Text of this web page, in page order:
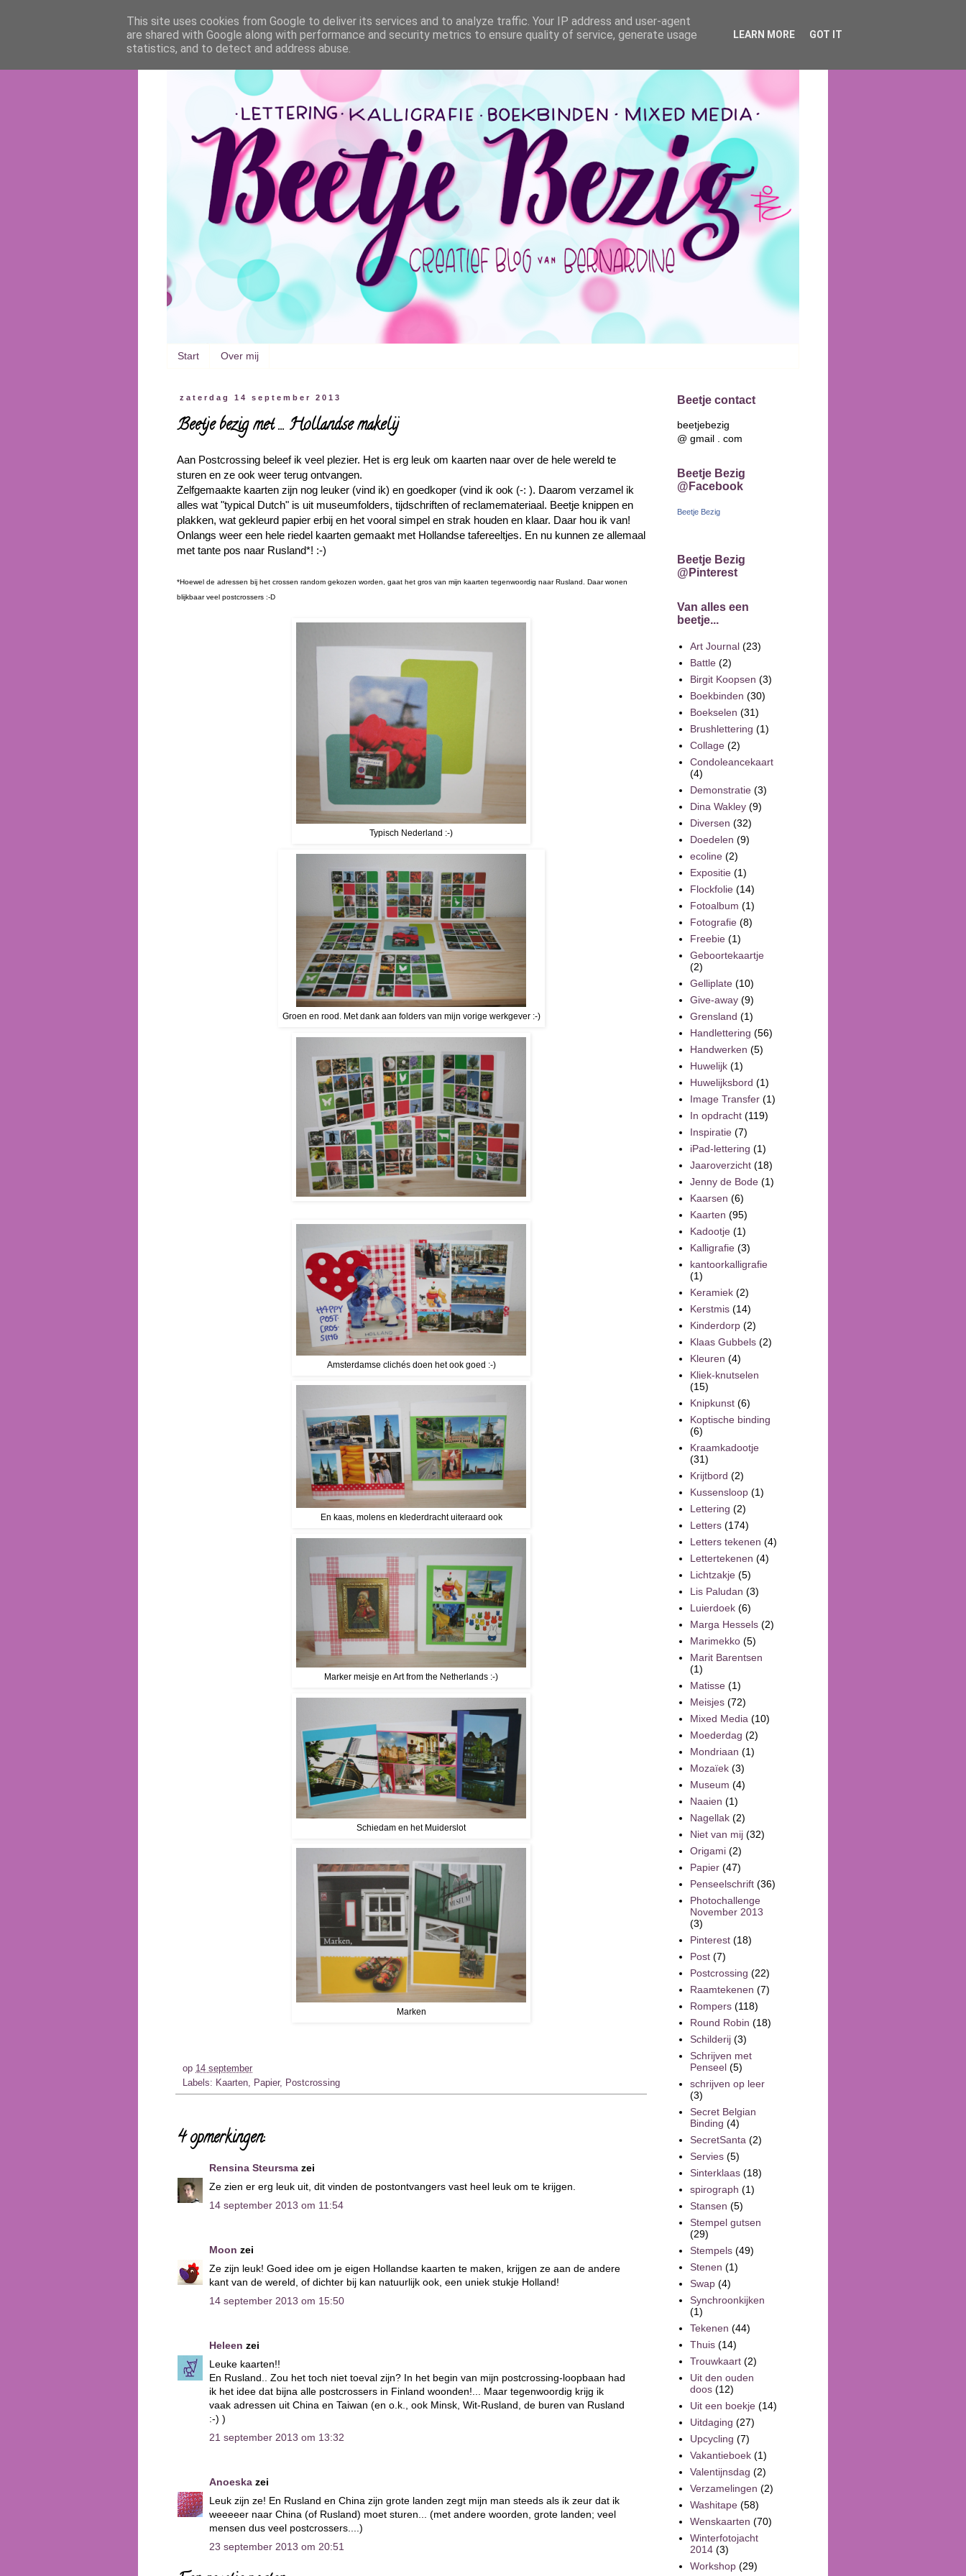
Start Over mij
zaterdag 14 september 2013
Beetje bezig met ... Hollandse makelij
Aan Postcrossing beleef ik veel plezier. Het is erg leuk om kaarten naar over de hele wereld te
sturen en ze ook weer terug ontvangen.
Zelfgemaakte kaarten zijn nog leuker (vind ik) en goedkoper (vind ik ook (-: ). Daarom verzamel ik
alles wat "typical Dutch" is uit museumfolders, tijdschriften of reclamemateriaal. Beetje knippen en
plakken, wat gekleurd papier erbij en het vooral simpel en strak houden en klaar. Daar hou ik van!
Onlangs weer een hele riedel kaarten gemaakt met Hollandse tafereeltjes. En nu kunnen ze allemaal
met tante pos naar Rusland*! :-)
*Hoewel de adressen bij het crossen random gekozen worden, gaat het gros van mijn kaarten tegenwoordig naar Rusland. Daar wonen
blijkbaar veel postcrossers :-D
Typisch Nederland :-)
Groen en rood. Met dank aan folders van mijn vorige werkgever :-)
Amsterdamse clichés doen het ook goed :-)
En kaas, molens en klederdracht uiteraard ook
Marker meisje en Art from the Netherlands :-)
Schiedam en het Muiderslot
Marken
op 14 september
Labels: Kaarten, Papier, Postcrossing
4 opmerkingen:
Rensina Steursma zei
Ze zien er erg leuk uit, dit vinden de postontvangers vast heel leuk om te krijgen.
14 september 2013 om 11:54
Moon zei
Ze zijn leuk! Goed idee om je eigen Hollandse kaarten te maken, krijgen ze aan de andere
kant van de wereld, of dichter bij kan natuurlijk ook, een uniek stukje Holland!
14 september 2013 om 15:50
Heleen zei
Leuke kaarten!!
En Rusland.. Zou het toch niet toeval zijn? In het begin van mijn postcrossing-loopbaan had
ik het idee dat bijna alle postcrossers in Finland woonden!... Maar tegenwoordig krijg ik
vaak adressen uit China en Taiwan (en o.k., ook Minsk, Wit-Rusland, de buren van Rusland
:-) )
21 september 2013 om 13:32
Anoeska zei
Leuk zijn ze! En Rusland en China zijn grote landen zegt mijn man steeds als ik zeur dat ik
weeeeer naar China (of Rusland) moet sturen... (met andere woorden, grote landen; veel
mensen dus veel postcrossers....)
23 september 2013 om 20:51
Beetje contact
beetjebezig
@ gmail . com
Beetje Bezig
@Facebook
Beetje Bezig
Beetje Bezig
@Pinterest
Van alles een
beetje...
Art Journal (23)
Battle (2)
Birgit Koopsen (3)
Boekbinden (30)
Boekselen (31)
Brushlettering (1)
Collage (2)
Condoleancekaart
(4)
Demonstratie (3)
Dina Wakley (9)
Diversen (32)
Doedelen (9)
ecoline (2)
Expositie (1)
Flockfolie (14)
Fotoalbum (1)
Fotografie (8)
Freebie (1)
Geboortekaartje
(2)
Gelliplate (10)
Give-away (9)
Grensland (1)
Handlettering (56)
Handwerken (5)
Huwelijk (1)
Huwelijksbord (1)
Image Transfer (1)
In opdracht (119)
Inspiratie (7)
iPad-lettering (1)
Jaaroverzicht (18)
Jenny de Bode (1)
Kaarsen (6)
Kaarten (95)
Kadootje (1)
Kalligrafie (3)
kantoorkalligrafie
(1)
Keramiek (2)
Kerstmis (14)
Kinderdorp (2)
Klaas Gubbels (2)
Kleuren (4)
Kliek-knutselen
(15)
Knipkunst (6)
Koptische binding
(6)
Kraamkadootje
(31)
Krijtbord (2)
Kussensloop (1)
Lettering (2)
Letters (174)
Letters tekenen (4)
Lettertekenen (4)
Lichtzakje (5)
Lis Paludan (3)
Luierdoek (6)
Marga Hessels (2)
Marimekko (5)
Marit Barentsen
(1)
Matisse (1)
Meisjes (72)
Mixed Media (10)
Moederdag (2)
Mondriaan (1)
Mozaïek (3)
Museum (4)
Naaien (1)
Nagellak (2)
Niet van mij (32)
Origami (2)
Papier (47)
Penseelschrift (36)
Photochallenge
November 2013
(3)
Pinterest (18)
Post (7)
Postcrossing (22)
Raamtekenen (7)
Rompers (118)
Round Robin (18)
Schilderij (3)
Schrijven met
Penseel (5)
schrijven op leer
(3)
Secret Belgian
Binding (4)
SecretSanta (2)
Servies (5)
Sinterklaas (18)
spirograph (1)
Stansen (5)
Stempel gutsen
(29)
Stempels (49)
Stenen (1)
Swap (4)
Synchroonkijken
(1)
Tekenen (44)
Thuis (14)
Trouwkaart (2)
Uit den ouden
doos (12)
Uit een boekje (14)
Uitdaging (27)
Upcycling (7)
Vakantieboek (1)
Valentijnsdag (2)
Verzamelingen (2)
Washitape (58)
Wenskaarten (70)
Winterfotojacht
2014 (3)
Workshop (29)
This site uses cookies from Google to deliver its services and to analyze traffic. Your IP address and user-agent
are shared with Google along with performance and security metrics to ensure quality of service, generate usage
statistics, and to detect and address abuse.
LEARN MORE GOT IT